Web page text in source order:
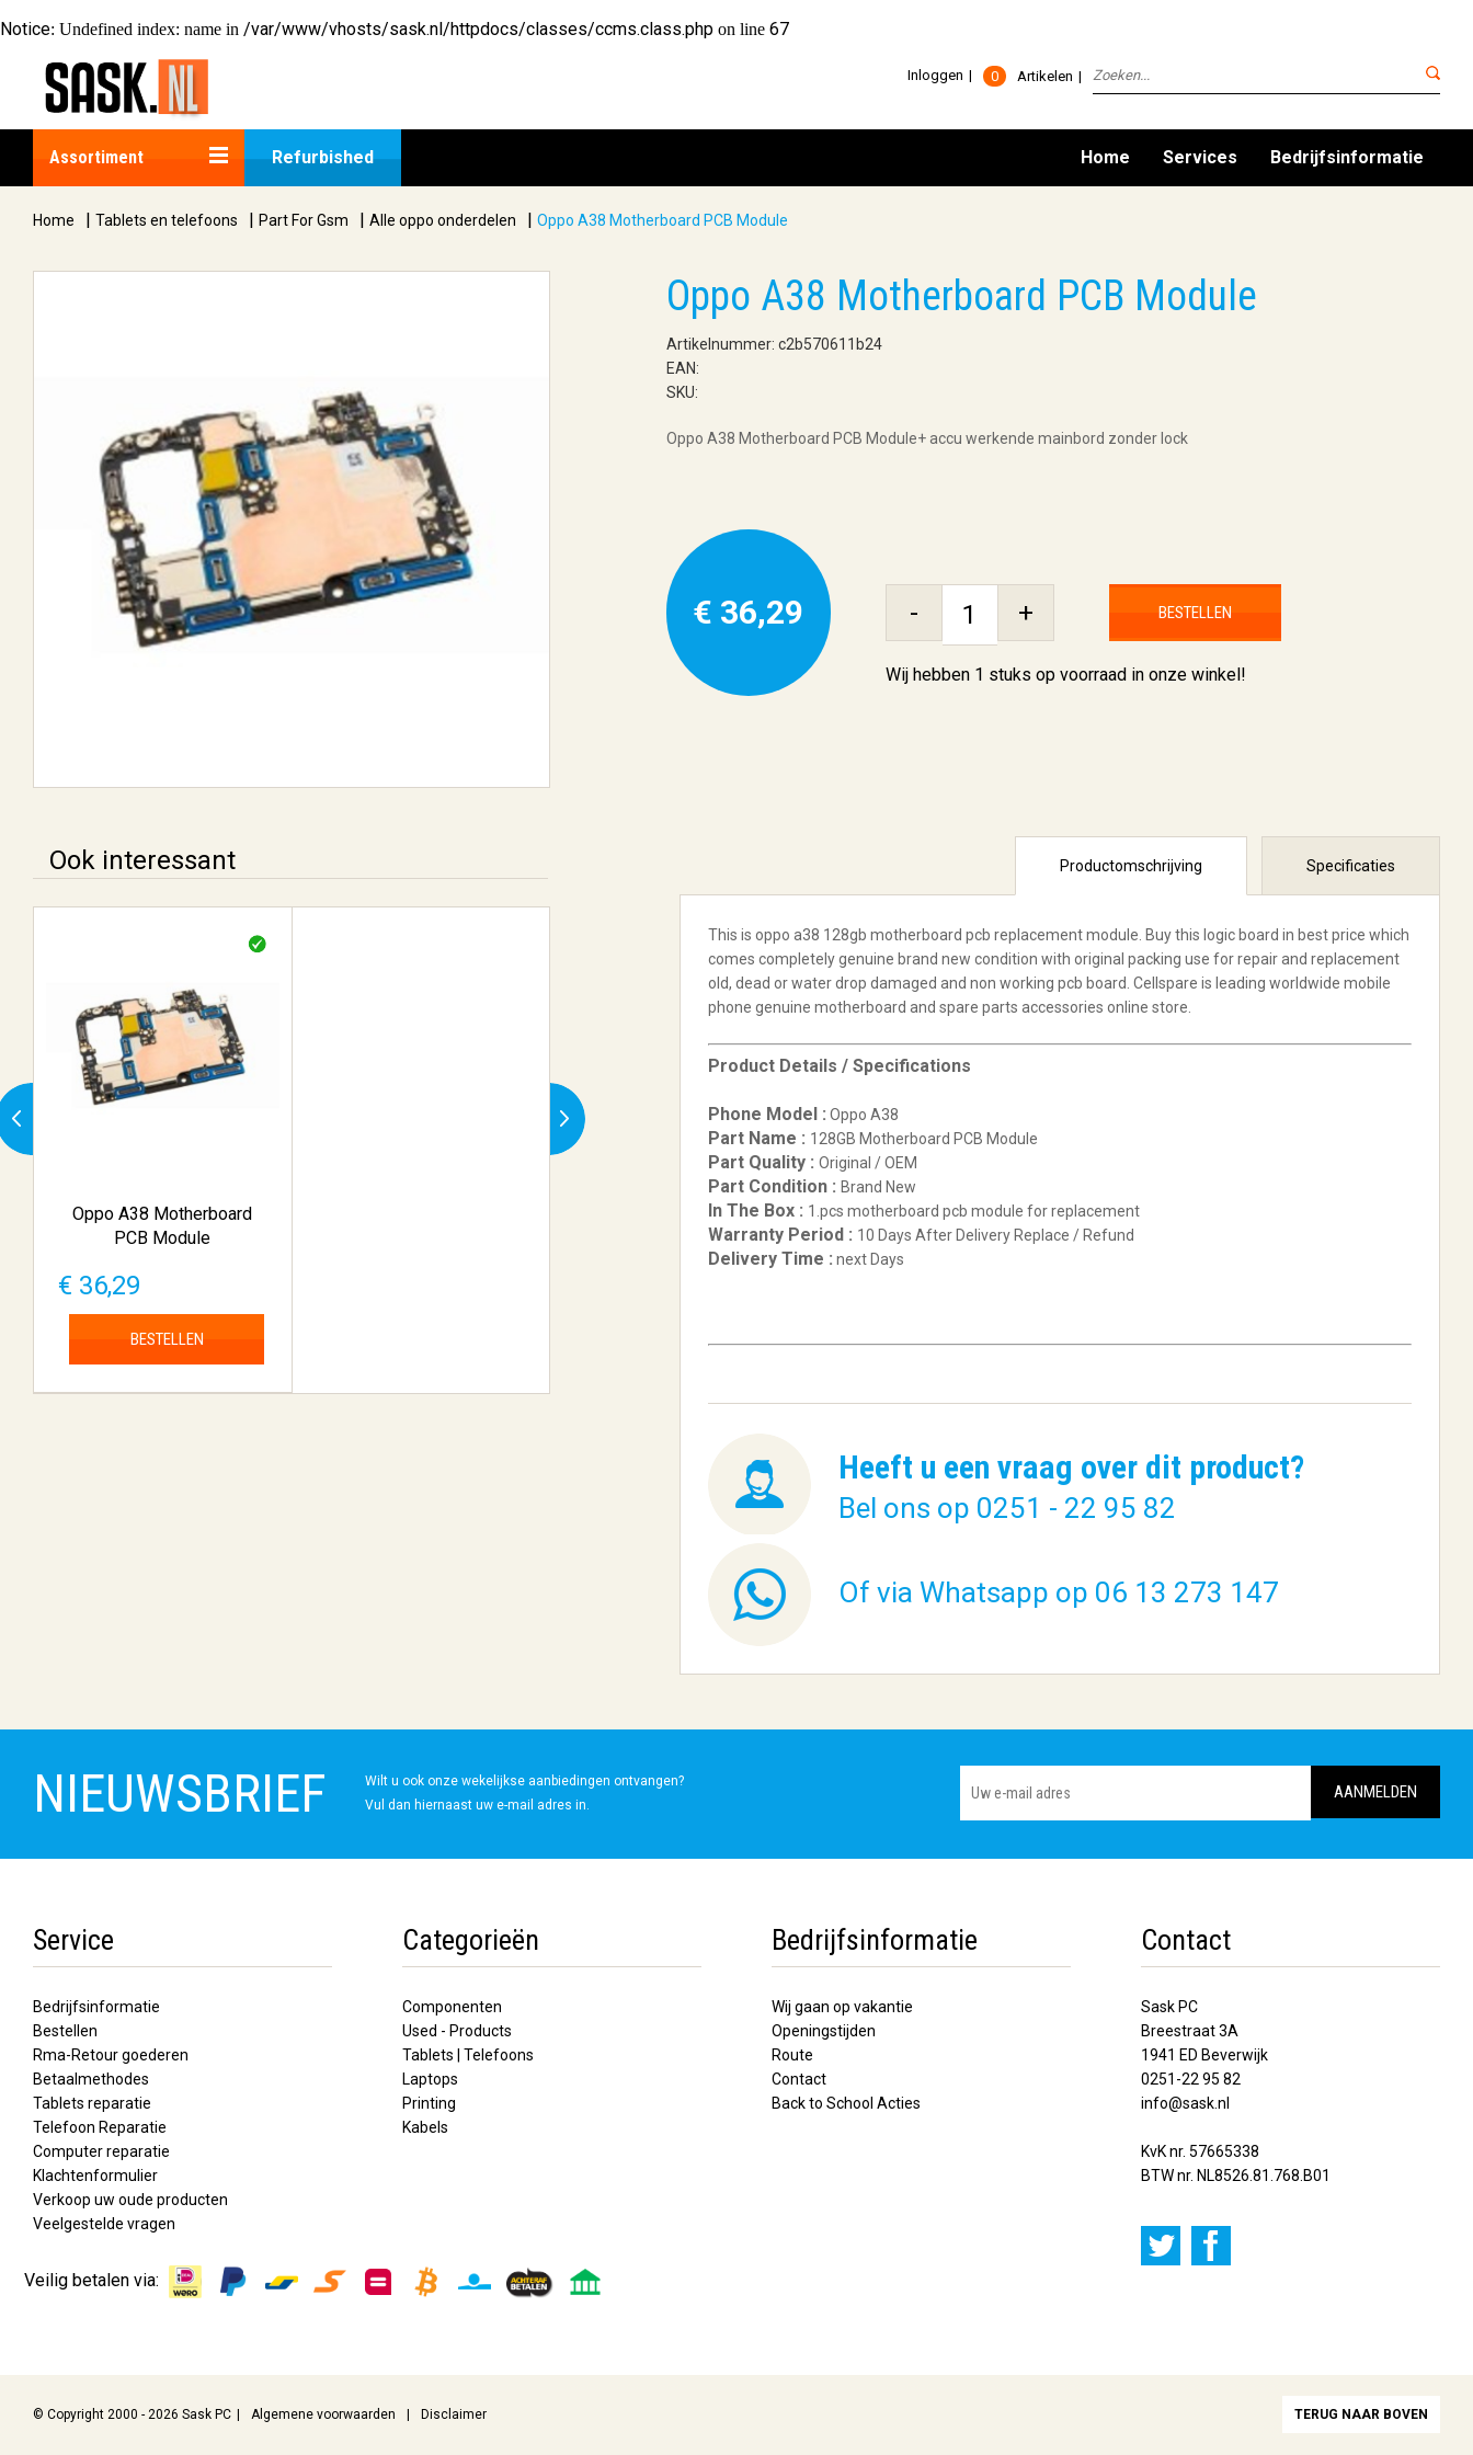
Notice: Undefined index: name in /var/www/vhosts/sask.nl/httpdocs/classes/ccms.class.php on line 67
0 Artikelen
Inloggen
Assortiment Refurbished Home Services Bedrijfsinformatie
Home | Tablets en telefoons | Part For Gsm | Alle oppo onderdelen | Oppo A38 Motherboard PCB Module
Oppo A38 Motherboard PCB Module
Artikelnummer: c2b570611b24
EAN:
SKU:
Oppo A38 Motherboard PCB Module+ accu werkende mainbord zonder lock
€ 36,29 - + BESTELLEN
Wij hebben 1 stuks op voorraad in onze winkel!
Ook interessant
Oppo A38 Motherboard
PCB Module
€ 36,29
BESTELLEN
Productomschrijving Specificaties
This is oppo a38 128gb motherboard pcb replacement module. Buy this logic board in best price which
comes completely genuine brand new condition with original packing use for repair and replacement
old, dead or water drop damaged and non working pcb board. Cellspare is leading worldwide mobile
phone genuine motherboard and spare parts accessories online store.
Product Details / Specifications
Phone Model : Oppo A38
Part Name : 128GB Motherboard PCB Module
Part Quality : Original / OEM
Part Condition : Brand New
In The Box : 1.pcs motherboard pcb module for replacement
Warranty Period : 10 Days After Delivery Replace / Refund
Delivery Time : next Days
Heeft u een vraag over dit product?
Bel ons op 0251 - 22 95 82
Of via Whatsapp op 06 13 273 147
NIEUWSBRIEF
Wilt u ook onze wekelijkse aanbiedingen ontvangen?
Vul dan hiernaast uw e-mail adres in.
Service
Bedrijfsinformatie
Bestellen
Rma-Retour goederen
Betaalmethodes
Tablets reparatie
Telefoon Reparatie
Computer reparatie
Klachtenformulier
Verkoop uw oude producten
Veelgestelde vragen
Categorieën
Componenten
Used - Products
Tablets | Telefoons
Laptops
Printing
Kabels
Bedrijfsinformatie
Wij gaan op vakantie
Openingstijden
Route
Contact
Back to School Acties
Contact
Sask PC
Breestraat 3A
1941 ED Beverwijk
0251-22 95 82
info@sask.nl
KvK nr. 57665338
BTW nr. NL8526.81.768.B01
Veilig betalen via:
© Copyright 2000 - 2026 Sask PC Algemene voorwaarden Disclaimer TERUG NAAR BOVEN